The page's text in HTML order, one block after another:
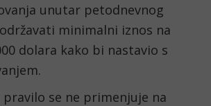
unutar petodnevnog
minimalni iznos na
dolara kako bi nastavio s
pravilo se ne primenjuje na